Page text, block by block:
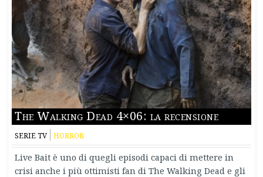
The Walking Dead 4×06: la recensione
SERIE TV HORROR
Live Bait è uno di quegli episodi capaci di mettere in
crisi anche i più ottimisti fan di The Walking Dead e gli